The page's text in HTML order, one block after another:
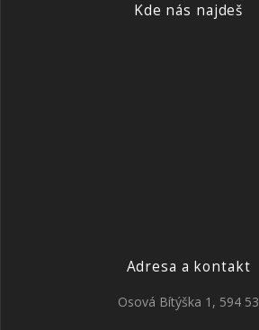
Kde nás najdeš
Adresa a kontakt
Osová Bítýška 1, 594 53